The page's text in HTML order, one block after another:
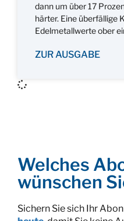
dann um über 17
härter. Eine überfällige
Edelmetallwerte ober
ZUR AUSGABE
Welches
wünschen
Sichern Sie sich Ihr